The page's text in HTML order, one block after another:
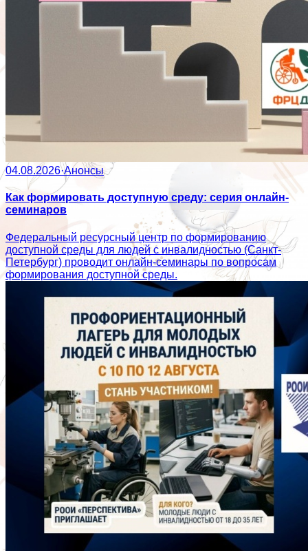
04.08.2026·Анонсы
Как формировать доступную среду: серия онлайн-
семинаров
Федеральный ресурсный центр по формированию
доступной среды для людей с инвалидностью (Санкт-
Петербург) проводит онлайн-семинары по вопросам
формирования доступной среды.